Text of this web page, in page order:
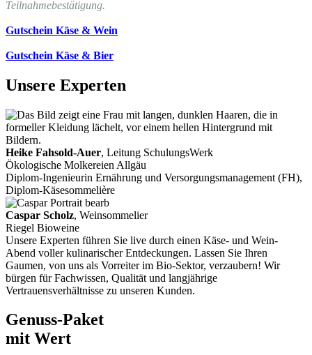
Teilnahmebestätigung.
Gutschein Käse & Wein
Gutschein Käse & Bier
Unsere Experten
Heike Fahsold-Auer, Leitung SchulungsWerk
Ökologische Molkereien Allgäu
Diplom-Ingenieurin Ernährung und Versorgungsmanagement (FH),
Diplom-Käsesommelière
Caspar Scholz, Weinsommelier
Riegel Bioweine
Unsere Experten führen Sie live durch einen Käse- und Wein-
Abend voller kulinarischer Entdeckungen. Lassen Sie Ihren
Gaumen, von uns als Vorreiter im Bio-Sektor, verzaubern! Wir
bürgen für Fachwissen, Qualität und langjährige
Vertrauensverhältnisse zu unseren Kunden.
Genuss-Paket
mit Wert